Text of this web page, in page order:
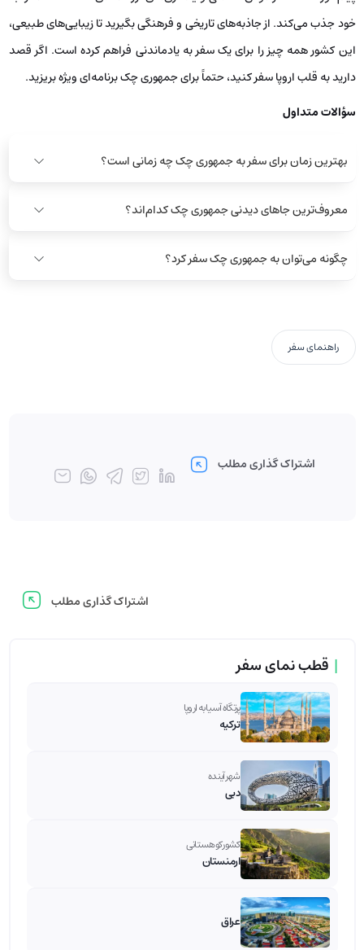
خود جذب می‌کند. از جاذبه‌های تاریخی و فرهنگی بگیرید تا زیبایی‌های طبیعی،
این کشور همه چیز را برای یک سفر به یادماندنی فراهم کرده است. اگر قصد
دارید به قلب اروپا سفر کنید، حتماً برای جمهوری چک برنامه‌ای ویژه بریزید.
سؤالات متداول
بهترین زمان برای سفر به جمهوری چک چه زمانی است؟
معروف‌ترین جاهای دیدنی جمهوری چک کدام‌اند؟
چگونه می‌توان به جمهوری چک سفر کرد؟
راهنمای سفر
اشتراک گذاری مطلب
اشتراک گذاری مطلب
| قطب نمای سفر
پرتگاه آسیا به اروپا
ترکیه
شهر آینده
دبی
کشور کوهستانی
ارمنستان
عراق